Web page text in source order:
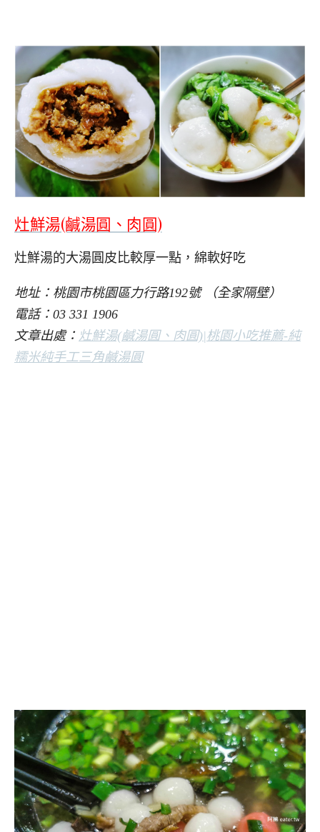
灶鮮湯(鹹湯圓、肉圓)
灶鮮湯的大湯圓皮比較厚一點，綿軟好吃
地址：桃園市桃園區力行路192號 （全家隔壁）
電話：03 331 1906
文章出處： 灶鮮湯(鹹湯圓、肉圓)|桃園小吃推薦-純
糯米純手工三角鹹湯圓